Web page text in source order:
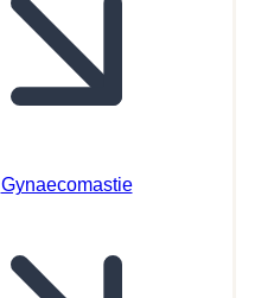
Gynaecomastie